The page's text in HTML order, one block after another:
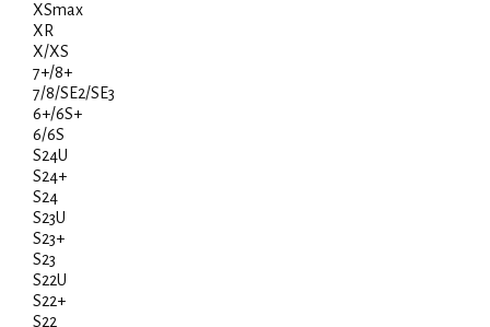
XSmax
XR
X/XS
7+/8+
7/8/SE2/SE3
6+/6S+
6/6S
S24U
S24+
S24
S23U
S23+
S23
S22U
S22+
S22